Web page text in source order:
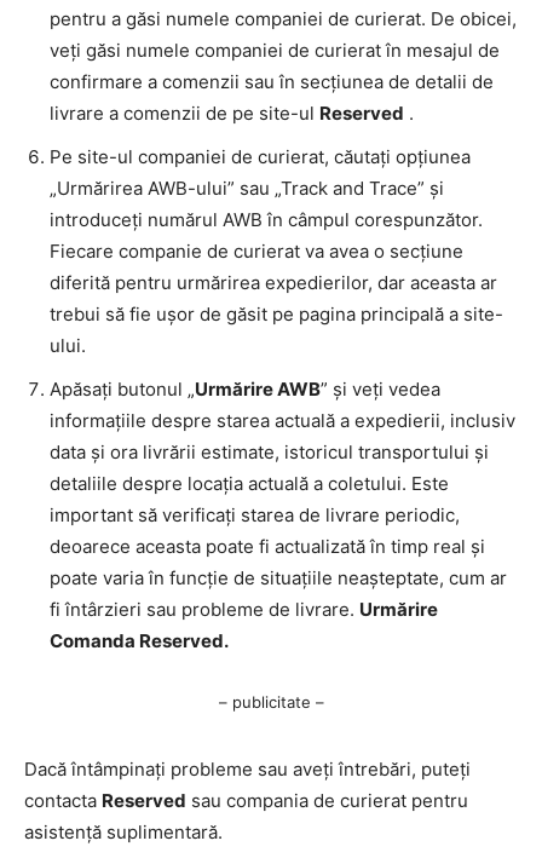
pentru a găsi numele companiei de curierat. De obicei,
veți găsi numele companiei de curierat în mesajul de
confirmare a comenzii sau în secțiunea de detalii de
livrare a comenzii de pe site-ul Reserved .
Pe site-ul companiei de curierat, căutați opțiunea
„Urmărirea AWB-ului” sau „Track and Trace” și
introduceți numărul AWB în câmpul corespunzător.
Fiecare companie de curierat va avea o secțiune
diferită pentru urmărirea expedierilor, dar aceasta ar
trebui să fie ușor de găsit pe pagina principală a site-
ului.
Apăsați butonul „Urmărire AWB” și veți vedea
informațiile despre starea actuală a expedierii, inclusiv
data și ora livrării estimate, istoricul transportului și
detaliile despre locația actuală a coletului. Este
important să verificați starea de livrare periodic,
deoarece aceasta poate fi actualizată în timp real și
poate varia în funcție de situațiile neașteptate, cum ar
fi întârzieri sau probleme de livrare. Urmărire
Comanda Reserved.
– publicitate –
Dacă întâmpinați probleme sau aveți întrebări, puteți
contacta Reserved sau compania de curierat pentru
asistență suplimentară.